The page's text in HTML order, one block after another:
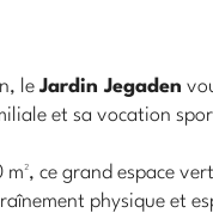
le Jardin Jegaden
et sa vocation
m², ce grand espace
physique et